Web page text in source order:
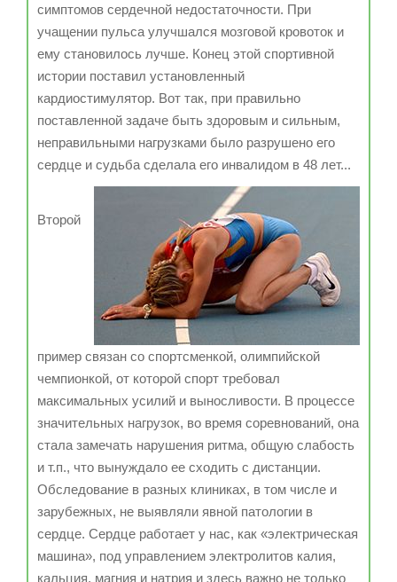
симптомов сердечной недостаточности. При
учащении пульса улучшался мозговой кровоток и
ему становилось лучше. Конец этой спортивной
истории поставил установленный
кардиостимулятор. Вот так, при правильно
поставленной задаче быть здоровым и сильным,
неправильными нагрузками было разрушено его
сердце и судьба сделала его инвалидом в 48 лет...
Второй
пример связан со спортсменкой, олимпийской
чемпионкой, от которой спорт требовал
максимальных усилий и выносливости. В процессе
значительных нагрузок, во время соревнований, она
стала замечать нарушения ритма, общую слабость
и т.п., что вынуждало ее сходить с дистанции.
Обследование в разных клиниках, в том числе и
зарубежных, не выявляли явной патологии в
сердце. Сердце работает у нас, как «электрическая
машина», под управлением электролитов калия,
кальция, магния и натрия и здесь важно не только